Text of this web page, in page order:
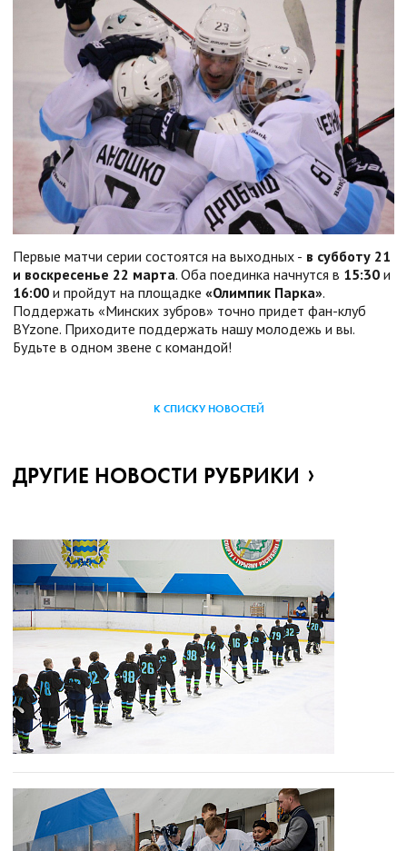
Первые матчи серии состоятся на выходных - в субботу 21
и воскресенье 22 марта. Оба поединка начнутся в 15:30 и
16:00 и пройдут на площадке «Олимпик Парка».
Поддержать «Минских зубров» точно придет фан-клуб
BYzone. Приходите поддержать нашу молодежь и вы.
Будьте в одном звене с командой!
К СПИСКУ НОВОСТЕЙ
ДРУГИЕ НОВОСТИ РУБРИКИ